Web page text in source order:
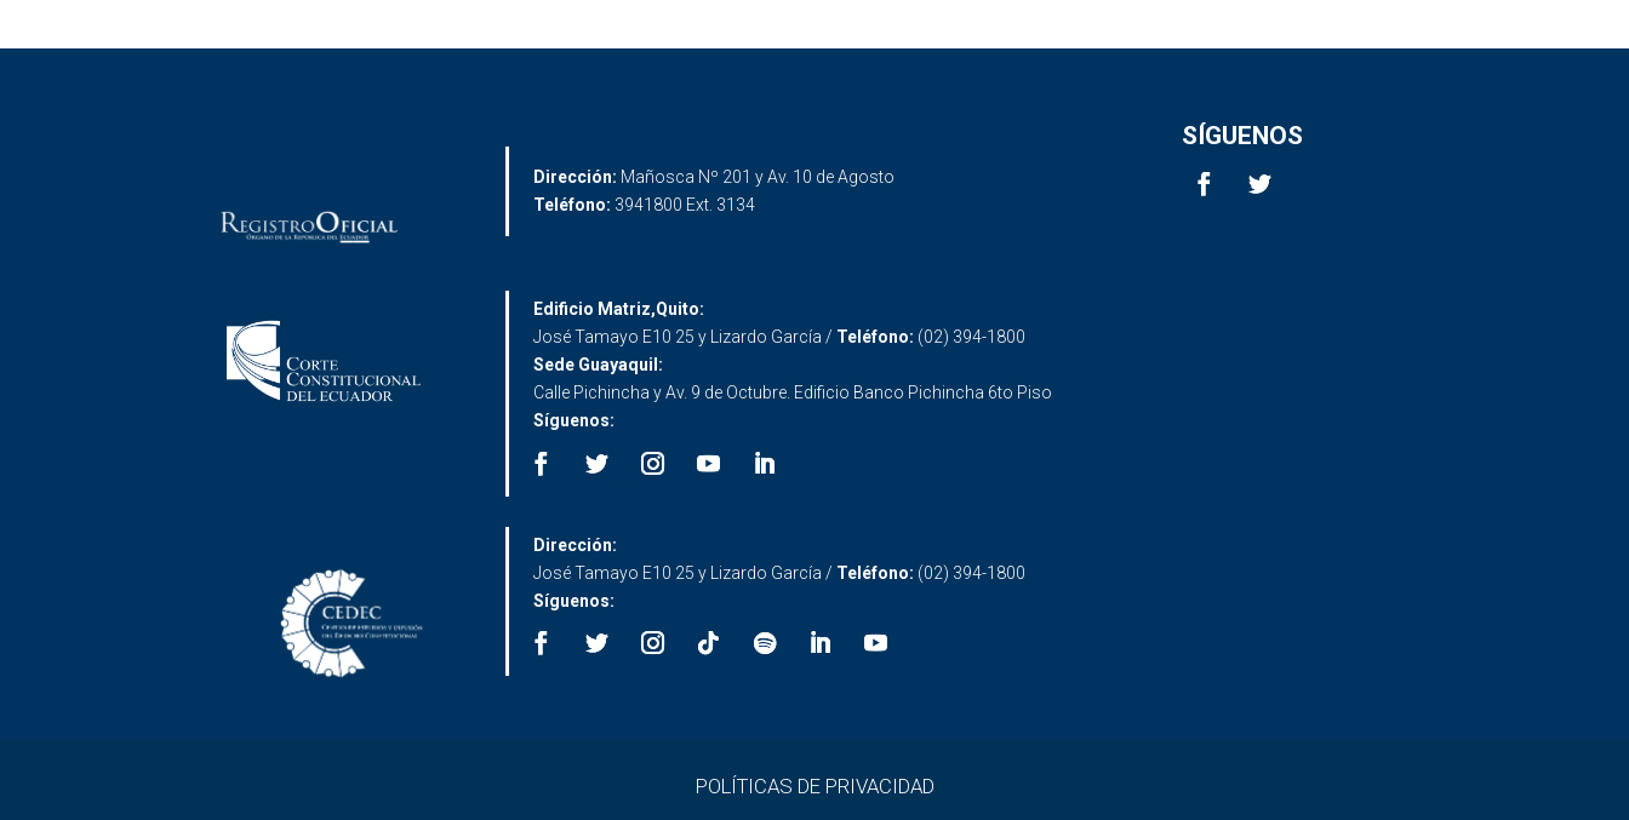
Dirección: Mañosca Nº 201 y Av. 10 de Agosto
Teléfono: 3941800 Ext. 3134
SÍGUENOS
Edificio Matriz,Quito:
José Tamayo E10 25 y Lizardo García / Teléfono: (02) 394-1800
Sede Guayaquil:
Calle Pichincha y Av. 9 de Octubre. Edificio Banco Pichincha 6to Piso
Síguenos:
Dirección:
José Tamayo E10 25 y Lizardo García / Teléfono: (02) 394-1800
Síguenos:
POLÍTICAS DE PRIVACIDAD